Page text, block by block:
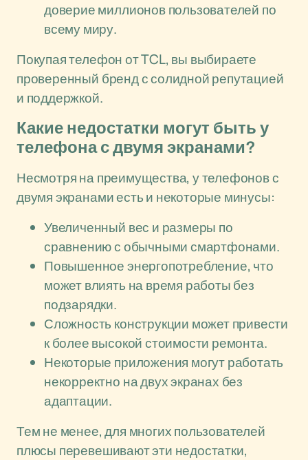
доверие миллионов пользователей по
всему миру.
Покупая телефон от TCL, вы выбираете
проверенный бренд с солидной репутацией
и поддержкой.
Какие недостатки могут быть у
телефона с двумя экранами?
Несмотря на преимущества, у телефонов с
двумя экранами есть и некоторые минусы:
Увеличенный вес и размеры по
сравнению с обычными смартфонами.
Повышенное энергопотребление, что
может влиять на время работы без
подзарядки.
Сложность конструкции может привести
к более высокой стоимости ремонта.
Некоторые приложения могут работать
некорректно на двух экранах без
адаптации.
Тем не менее, для многих пользователей
плюсы перевешивают эти недостатки,